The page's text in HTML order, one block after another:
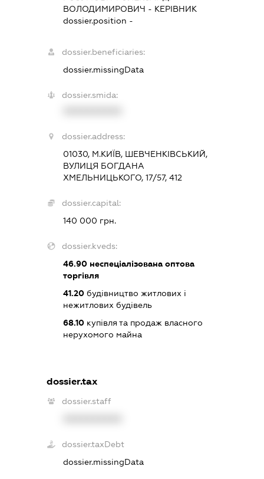
ВОЛОДИМИРОВИЧ - КЕРІВНИК
dossier.position -
dossier.beneficiaries:
dossier.missingData
dossier.smida:
dossier.address:
01030, М.КИЇВ, ШЕВЧЕНКІВСЬКИЙ,
ВУЛИЦЯ БОГДАНА
ХМЕЛЬНИЦЬКОГО, 17/57, 412
dossier.capital:
140 000 грн.
dossier.kveds:
46.90неспеціалізована оптова
торгівля
41.20будівництво житлових і
нежитлових будівель
68.10купівля та продаж власного
нерухомого майна
dossier.tax
dossier.staff
dossier.taxDebt
dossier.missingData